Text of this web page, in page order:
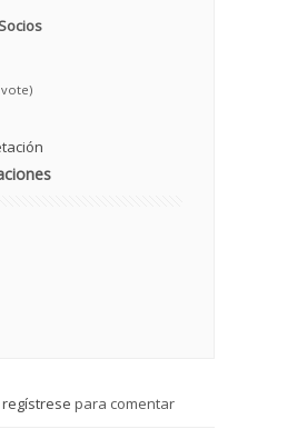
vote)
regístrese para comentar